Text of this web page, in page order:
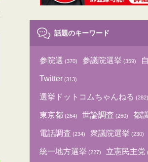
話題のキーワード
参院選 (370) 参議院選挙 (359)
Twitter (313)
選挙ドットコムちゃんねる (282)
東京都 (264) 世論調査 (260) 都
電話調査 (234) 衆議院選挙 (230)
統一地方選挙 (227) 立憲民主党